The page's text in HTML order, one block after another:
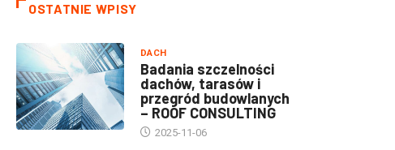
OSTATNIE WPISY
DACH
Badania szczelności
dachów, tarasów i
przegród budowlanych
– ROOF CONSULTING
2025-11-06